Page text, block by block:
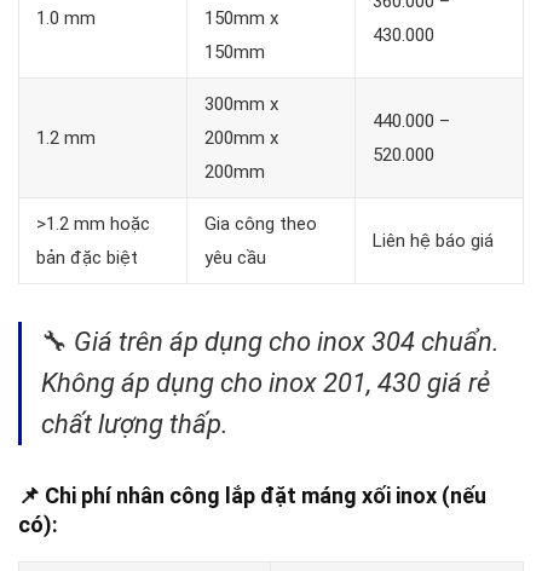
1.0 mm
150mm x
150mm
430.000
1.2 mm
300mm x
200mm x
200mm
440.000 –
520.000
>1.2 mm hoặc
bản đặc biệt
Gia công theo
yêu cầu
Liên hệ báo giá
🔧 Giá trên áp dụng cho inox 304 chuẩn.
Không áp dụng cho inox 201, 430 giá rẻ
chất lượng thấp.
📌 Chi phí nhân công lắp đặt máng xối inox (nếu
có):